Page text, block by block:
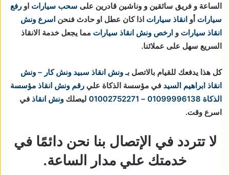
الساعة و فريق سائقين و وناشين قادرين على سحب سيارات او رفع
سيارات أو انقاذ سيارات اذا كان عطل او حادث فنحن اسرع ونش
انقاذ سيارات و ارخص ونش انقاذ سيارات مما يجعل خدمة الانقاذ
السريع سهل على عملائنا.
كل هذا يدفعك للقيام بالاتصل بـونش انقاذ سبيد ونش كار – ونش
انقاذ ابراهيم السيد في مؤسسة الذكاة علي رقم ونش انقاذ مؤسسة
الذكاة 01099996138
–
01002752271 ليصلك ونش انقاذ في
اسرع وقت.
لا تتردد في الإتصال بنا نحن دائمًا في
خدمتك علي مدار الساعة.